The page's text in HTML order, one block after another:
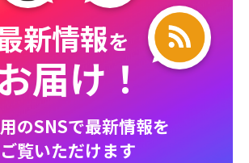
新情報を
届け！
のSNSで最新情報を
ご覧いただけます